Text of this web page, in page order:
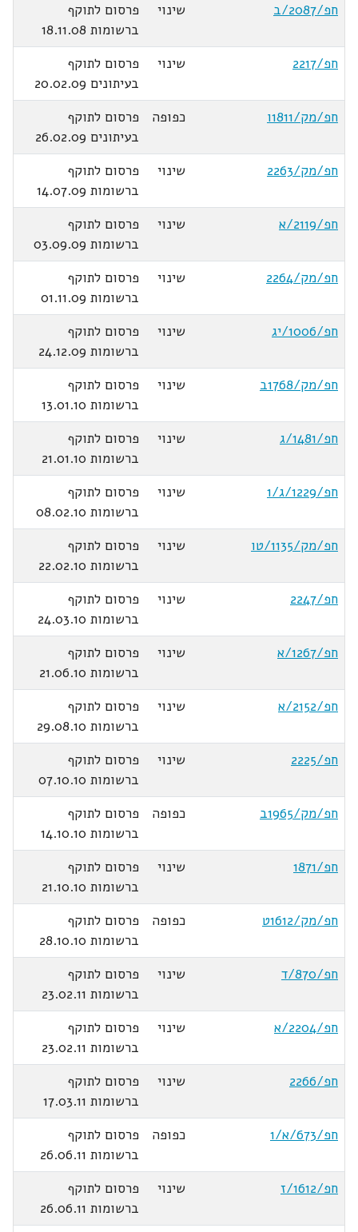
חפ/2087/ב
שינוי
פרסום לתוקף
ברשומות 18.11.08
חפ/2217
שינוי
פרסום לתוקף
בעיתונים 20.02.09
חפ/מק/1811ו
כפופה
פרסום לתוקף
בעיתונים 26.02.09
חפ/מק/2263
שינוי
פרסום לתוקף
ברשומות 14.07.09
חפ/2119/א
שינוי
פרסום לתוקף
ברשומות 03.09.09
חפ/מק/2264
שינוי
פרסום לתוקף
ברשומות 01.11.09
חפ/1006/יג
שינוי
פרסום לתוקף
ברשומות 24.12.09
חפ/מק/1768ב
שינוי
פרסום לתוקף
ברשומות 13.01.10
חפ/1481/ג
שינוי
פרסום לתוקף
ברשומות 21.01.10
חפ/1229/ג/1
שינוי
פרסום לתוקף
ברשומות 08.02.10
חפ/מק/1135/טו
שינוי
פרסום לתוקף
ברשומות 22.02.10
חפ/2247
שינוי
פרסום לתוקף
ברשומות 24.03.10
חפ/1267/א
שינוי
פרסום לתוקף
ברשומות 21.06.10
חפ/2152/א
שינוי
פרסום לתוקף
ברשומות 29.08.10
חפ/2225
שינוי
פרסום לתוקף
ברשומות 07.10.10
חפ/מק/1965ב
כפופה
פרסום לתוקף
ברשומות 14.10.10
חפ/1871
שינוי
פרסום לתוקף
ברשומות 21.10.10
חפ/מק/1612ט
כפופה
פרסום לתוקף
ברשומות 28.10.10
חפ/870/ד
שינוי
פרסום לתוקף
ברשומות 23.02.11
חפ/2204/א
שינוי
פרסום לתוקף
ברשומות 23.02.11
חפ/2266
שינוי
פרסום לתוקף
ברשומות 17.03.11
חפ/673/א/1
כפופה
פרסום לתוקף
ברשומות 26.06.11
חפ/1612/ז
שינוי
פרסום לתוקף
ברשומות 26.06.11